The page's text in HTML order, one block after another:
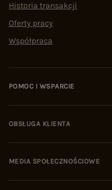
Historia transakcji
Oferty pracy
Współpraca
POMOC I WSPARCIE
OBSŁUGA KLIENTA
MEDIA SPOŁECZNOŚCIOWE